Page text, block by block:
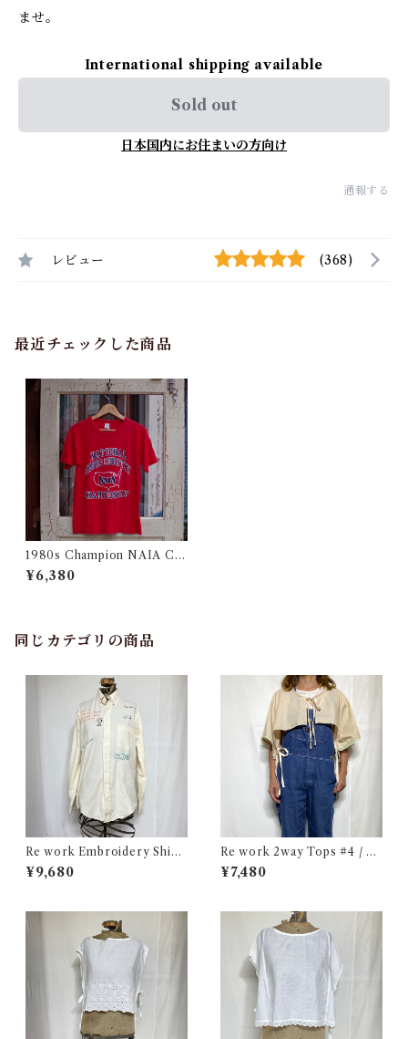
ませ。
International shipping available
Sold out
日本国内にお住まいの方向け
通報する
レビュー (368)
最近チェックした商品
1980s Champion NAIA Col
lege Print T-Shirt Size M /
トリコタグ チャンピオン プリ
¥6,380
同じカテゴリの商品
Re work Embroidery Shirt
/ リワーク ハンド刺繍入り シ
ャツ 古着
¥9,680
Re work 2way Tops #4 / リ
ワーク 2way トップス 古着
¥7,480